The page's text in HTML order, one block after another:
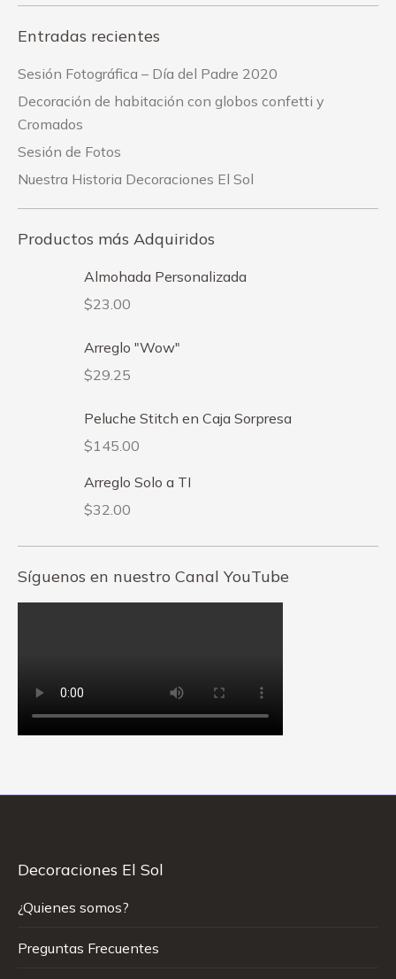
Entradas recientes
Sesión Fotográfica – Día del Padre 2020
Decoración de habitación con globos confetti y
Cromados
Sesión de Fotos
Nuestra Historia Decoraciones El Sol
Productos más Adquiridos
Almohada Personalizada
$23.00
Arreglo "Wow"
$29.25
Peluche Stitch en Caja Sorpresa
$145.00
Arreglo Solo a TI
$32.00
Síguenos en nuestro Canal YouTube
Decoraciones El Sol
¿Quienes somos?
Preguntas Frecuentes